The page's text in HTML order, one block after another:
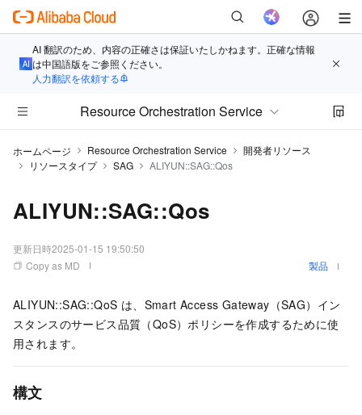
AI 翻訳のため、内容の正確さは保証いたしかねます。正確な情報
は中国語版をご参照ください。
人力翻訳を依頼する
Resource Orchestration Service
ホームページ Resource Orchestration Service
開発者リソース
リソースタイプ
SAG ALIYUN::SAG::Qos
ALIYUN::SAG::Qos
更新日時2025-01-15 19:50:50
Copy as MD
製品
ALIYUN::SAG::QoS は、Smart Access Gateway（SAG）イン
スタンスのサービス品質（QoS）ポリシーを作成するために使
用されます。
構文